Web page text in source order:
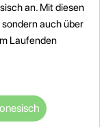
an. Mit diesen
auch über
Laufenden